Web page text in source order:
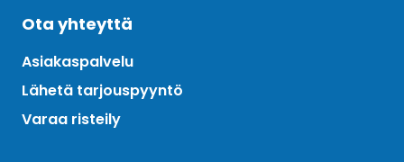
Ota yhteyttä
Asiakaspalvelu
Lähetä tarjouspyyntö
Varaa risteily